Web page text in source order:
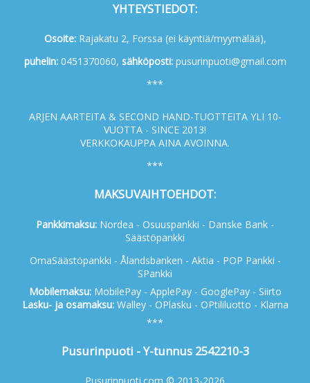
YHTEYSTIEDOT:
Osoite:Rajakatu 2, Forssa (ei käyntiä/myymälää),
puhelin:0451370060, sähköposti:pusurinpuoti@gmail.com
***
ARJEN AARTEITA & SECOND HAND-TUOTTEITA YLI 10-
VUOTTA - SINCE 2013!
VERKKOKAUPPA AINA AVOINNA.
***
MAKSUVAIHTOEHDOT:
Pankkimaksu: Nordea - Osuuspankki - Danske Bank -
Säästöpankki
OmaSäästöpankki - Ålandsbanken - Aktia - POP Pankki -
SPankki
Mobilemaksu:MobilePay - ApplePay - GooglePay - Siirto
Lasku- ja osamaksu:Walley - OPlasku - OPtililuotto - Klarna
***
Pusurinpuoti - Y-tunnus 2542210-3